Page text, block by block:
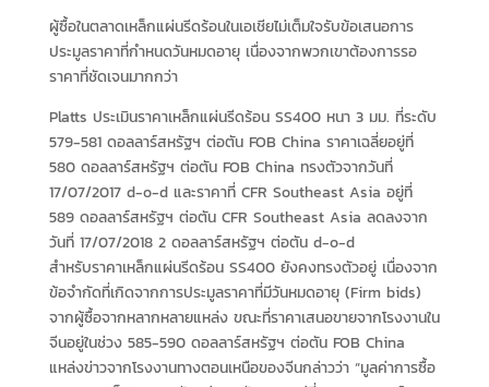
ผู้ซื้อในตลาดเหล็กแผ่นรีดร้อนในเอเชียไม่เต็มใจรับข้อเสนอการ
ประมูลราคาที่กำหนดวันหมดอายุ เนื่องจากพวกเขาต้องการรอ
ราคาที่ชัดเจนมากกว่า
Platts ประเมินราคาเหล็กแผ่นรีดร้อน SS400 หนา 3 มม. ที่ระดับ
579-581 ดอลลาร์สหรัฐฯ ต่อตัน FOB China ราคาเฉลี่ยอยู่ที่
580 ดอลลาร์สหรัฐฯ ต่อตัน FOB China ทรงตัวจากวันที่
17/07/2017 d-o-d และราคาที่ CFR Southeast Asia อยู่ที่
589 ดอลลาร์สหรัฐฯ ต่อตัน CFR Southeast Asia ลดลงจาก
วันที่ 17/07/2018 2 ดอลลาร์สหรัฐฯ ต่อตัน d-o-d
สำหรับราคาเหล็กแผ่นรีดร้อน SS400 ยังคงทรงตัวอยู่ เนื่องจาก
ข้อจำกัดที่เกิดจากการประมูลราคาที่มีวันหมดอายุ (Firm bids)
จากผู้ซื้อจากหลากหลายแหล่ง ขณะที่ราคาเสนอขายจากโรงงานใน
จีนอยู่ในช่วง 585-590 ดอลลาร์สหรัฐฯ ต่อตัน FOB China
แหล่งข่าวจากโรงงานทางตอนเหนือของจีนกล่าวว่า “มูลค่าการซื้อ